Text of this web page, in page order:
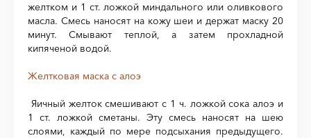
желтком и 1 ст. ложкой миндального или оливкового
масла. Смесь наносят на кожу шеи и держат маску 20
минут. Смывают теплой, а затем прохладной
кипяченой водой.
Желтковая маска с алоэ
Яичный желток смешивают с 1 ч. ложкой сока алоэ и
1 ст. ложкой сметаны. Эту смесь наносят на шею
слоями, каждый по мере подсыхания предыдущего.